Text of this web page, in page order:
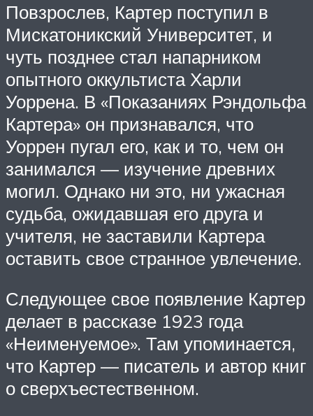
Повзрослев, Картер поступил в
Мискатоникский Университет, и
чуть позднее стал напарником
опытного оккультиста Харли
Уоррена. В «Показаниях Рэндольфа
Картера» он признавался, что
Уоррен пугал его, как и то, чем он
занимался — изучение древних
могил. Однако ни это, ни ужасная
судьба, ожидавшая его друга и
учителя, не заставили Картера
оставить свое странное увлечение.
Следующее свое появление Картер
делает в рассказе 1923 года
«Неименуемое». Там упоминается,
что Картер — писатель и автор книг
о сверхъестественном.